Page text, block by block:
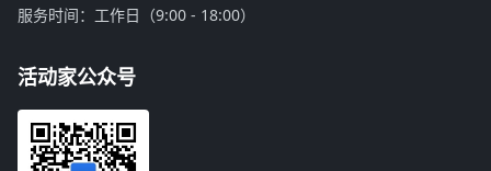
服务时间：工作日（9:00 - 18:00）
活动家公众号